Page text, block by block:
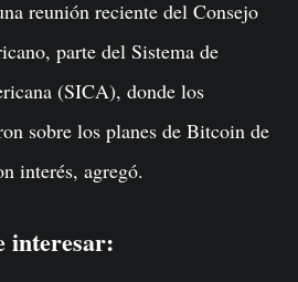
reunión reciente del Consejo
parte del Sistema de
(SICA), donde los
sobre los planes de Bitcoin de
interés, agregó.
interesar: